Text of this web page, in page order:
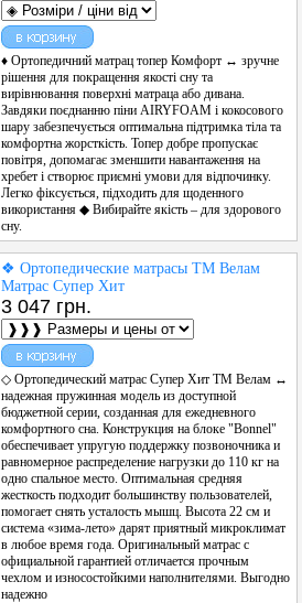
♦ Ортопедичний матрац топер Комфорт ↔ зручне
рішення для покращення якості сну та
вирівнювання поверхні матраца або дивана.
Завдяки поєднанню піни AIRYFOAM і кокосового
шару забезпечується оптимальна підтримка тіла та
комфортна жорсткість. Топер добре пропускає
повітря, допомагає зменшити навантаження на
хребет і створює приємні умови для відпочинку.
Легко фіксується, підходить для щоденного
використання◆ Вибирайте якість – для здорового
сну.
❖ Ортопедические матрасы ТМ Велам
Матрас Супер Хит
3 047 грн.
◇ Ортопедический матрас Супер Хит ТМ Велам ↔
надежная пружинная модель из доступной
бюджетной серии, созданная для ежедневного
комфортного сна. Конструкция на блоке "Bonnel"
обеспечивает упругую поддержку позвоночника и
равномерное распределение нагрузки до 110 кг на
одно спальное место. Оптимальная средняя
жесткость подходит большинству пользователей,
помогает снять усталость мышц. Высота 22 см и
система «зима-лето» дарят приятный микроклимат
в любое время года. Оригинальный матрас с
официальной гарантией отличается прочным
чехлом и износостойкими наполнителями. Выгодно
надежно